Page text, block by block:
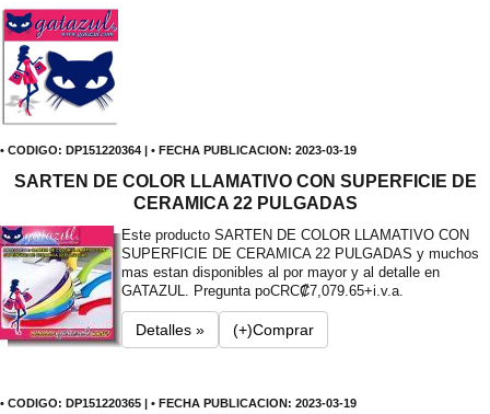
• CODIGO: DP151220364 | • FECHA PUBLICACION: 2023-03-19
SARTEN DE COLOR LLAMATIVO CON SUPERFICIE DE
CERAMICA 22 PULGADAS
Este producto SARTEN DE COLOR LLAMATIVO CON
SUPERFICIE DE CERAMICA 22 PULGADAS y muchos
mas estan disponibles al por mayor y al detalle en
GATAZUL. Pregunta poCRC₡7,079.65+i.v.a.
Detalles » (+)Comprar
• CODIGO: DP151220365 | • FECHA PUBLICACION: 2023-03-19